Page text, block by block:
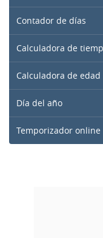
Contador de días
Calculadora de
Calculadora de edad
Día del año
Temporizador online